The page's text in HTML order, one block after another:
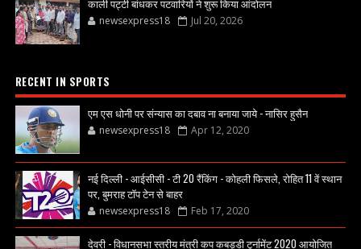
newsexpress18 Jul 20, 2026
RECENT IN SPORTS
एम एस धोनी पर संन्यास का दबाव ना बनाया जाये - नासिर हुसैन
newsexpress18 Apr 12, 2020
नई दिल्ली - आईसीसी - टी 20 रैंकिंग - कोहली फिसले, रोहित 11 वें स्थान
पर, बुमराह टॉप टेन से बाहर
newsexpress18 Feb 17, 2020
देवरी - विधानसभा स्तरीय मंत्री कप कबड्डी टूर्नामेंट 2020 आयोजित